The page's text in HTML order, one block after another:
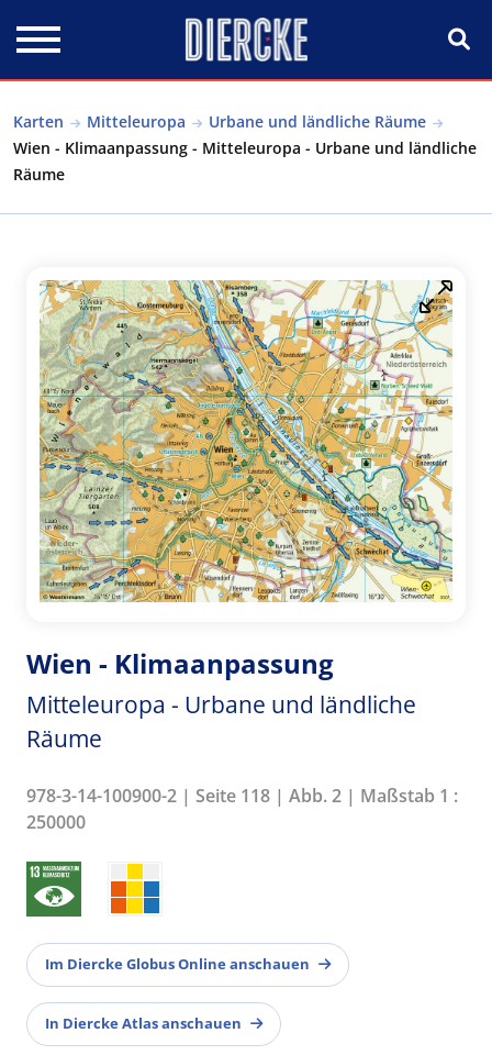
Karten Mitteleuropa
Urbane und ländliche Räume
Wien - Klimaanpassung - Mitteleuropa - Urbane und ländliche
Räume
Wien - Klimaanpassung
Mitteleuropa - Urbane und ländliche
Räume
978-3-14-100900-2 | Seite 118 | Abb. 2 | Maßstab 1 :
250000
Im Diercke Globus Online anschauen
In Diercke Atlas anschauen